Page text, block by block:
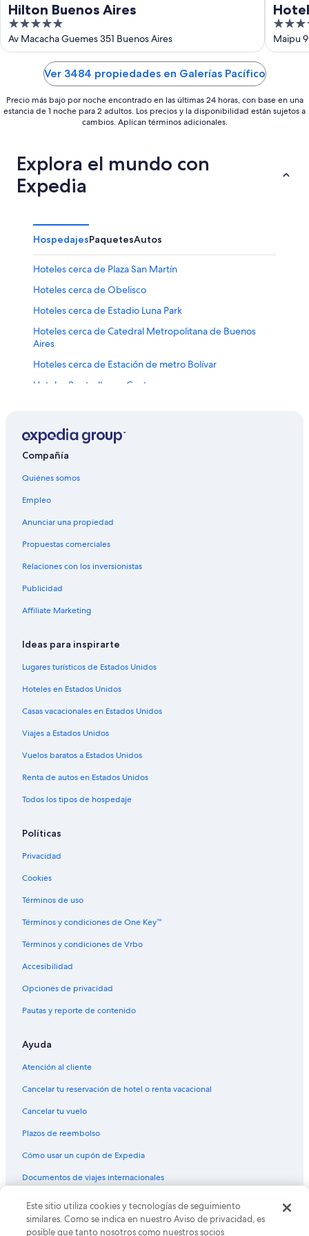
Hilton Buenos Aires
5
out
of
Av Macacha Guemes 351 Buenos Aires
4
out
of
Maipu
Ver 3484 propiedades en Galerías Pacífico
Precio más bajo por noche encontrado en las últimas 24 horas, con base en una
estancia de 1 noche para 2 adultos. Los precios y la disponibilidad están sujetos a
cambios. Aplican términos adicionales.
Explora el mundo con
Expedia
HospedajesPaquetesAutos
Hoteles cerca de Plaza San Martín
Hoteles cerca de Obelisco
Hoteles cerca de Estadio Luna Park
Hoteles cerca de Catedral Metropolitana de Buenos
Aires
Hoteles cerca de Estación de metro Bolívar
Hoteles 3 estrellas en Centro
Hoteles 5 estrellas en Centro
Hoteles baratos en Centro
Hoteles para bodas en Centro
Hoteles en Centro
Hoteles cerca de Embajada de Brasil
Hoteles cerca de Teatro Colón
Chalets en Estación de metro Perú
Hoteles cerca de Estación de metro Piedras
Hoteles cerca de Calle Lavalle
Hilton Hotels en Retiro
Hoteles baratos en Retiro
Hoteles en Retiro
Hoteles cerca de Casa Rosada
Hoteles en Microcentro
Hoteles cerca de Calle Alem
Hoteles en Comuna 1
Hoteles cerca de Museo de Arte Hispanoamericano
Isaac Fernández Blanco
Hoteles 2 estrellas en Microcentro
Hoteles históricos en Microcentro
Hoteles baratos en Microcentro
Hoteles boutique en Microcentro
Hoteles con alberca en Microcentro
Hoteles con restaurante en Microcentro
Hoteles con sauna en Microcentro
Hoteles con vista en Microcentro
Compañía
Quiénes somos
Empleo
Anunciar una propiedad
Propuestas comerciales
Relaciones con los inversionistas
Publicidad
Affiliate Marketing
Ideas para inspirarte
Lugares turísticos de Estados Unidos
Hoteles en Estados Unidos
Casas vacacionales en Estados Unidos
Viajes a Estados Unidos
Vuelos baratos a Estados Unidos
Renta de autos en Estados Unidos
Todos los tipos de hospedaje
Políticas
Privacidad
Cookies
Términos de uso
Términos y condiciones de One Key™
Términos y condiciones de Vrbo
Accesibilidad
Opciones de privacidad
Pautas y reporte de contenido
Ayuda
Atención al cliente
Cancelar tu reservación de hotel o renta vacacional
Cancelar tu vuelo
Plazos de reembolso
Cómo usar un cupón de Expedia
Documentos de viajes internacionales
© 2026 Expedia, Inc., una empresa de Expedia Group. Todos los
derechos reservados. Expedia y el logo de Expedia son marcas
registradas o marcas comerciales de Expedia, Inc. CST# 2029030-50.
Este sitio utiliza cookies y tecnologías de seguimiento
similares. Como se indica en nuestro Aviso de privacidad, es
posible que tanto nosotros como nuestros socios